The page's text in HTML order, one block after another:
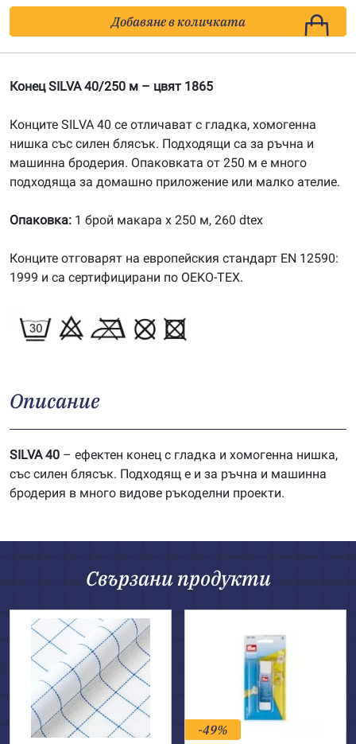
SILVA
40/250m,
1865
Добавяне в количката
Конец SILVA 40/250 м – цвят 1865
Конците SILVA 40 се отличават с гладка, хомогенна
нишка със силен блясък. Подходящи са за ръчна и
машинна бродерия. Опаковката от 250 м е много
подходяща за домашно приложение или малко ателие.
Опаковка: 1 брой макара х 250 м, 260 dtex
Конците отговарят на европейския стандарт EN 12590:
1999 и са сертифицирани по OEKO-TEX.
Описание
SILVA 40 – ефектен конец с гладка и хомогенна нишка,
със силен блясък. Подходящ е и за ръчна и машинна
бродерия в много видове ръкоделни проекти.
Свързани продукти
-49%